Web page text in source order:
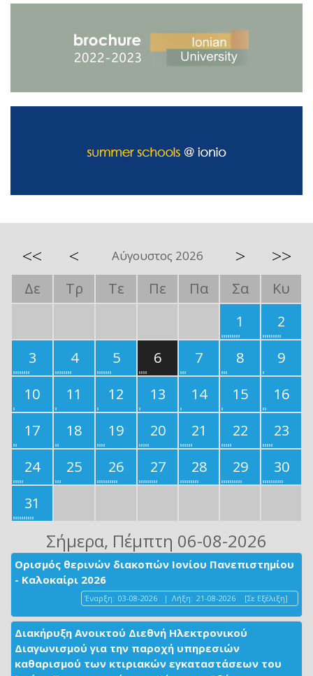
<< < Αύγουστος 2026 > >>
Δε Τρ Τε Πε Πα Σα
Κυ
1
2
3
4 5 6 7 8
9
10
11 12 13 14 15
16
17
18 19 20 21 22
23
24
25 26 27 28 29
30
31
Σήμερα, Πέμπτη 06-08-2026
Ορισμός θερινών διακοπών Ιονίου Πανεπιστημίου
- Καλοκαίρι 2026
Έναρξη: 03-08-2026 | Λήξη: 21-08-2026 [Σε Εξέλιξη]
Διακήρυξη Ανοικτού Διεθνή Ηλεκτρονικού
Διαγωνισμού για την παροχή υπηρεσιών
καθαρισμού των κτιριακών εγκαταστάσεων του